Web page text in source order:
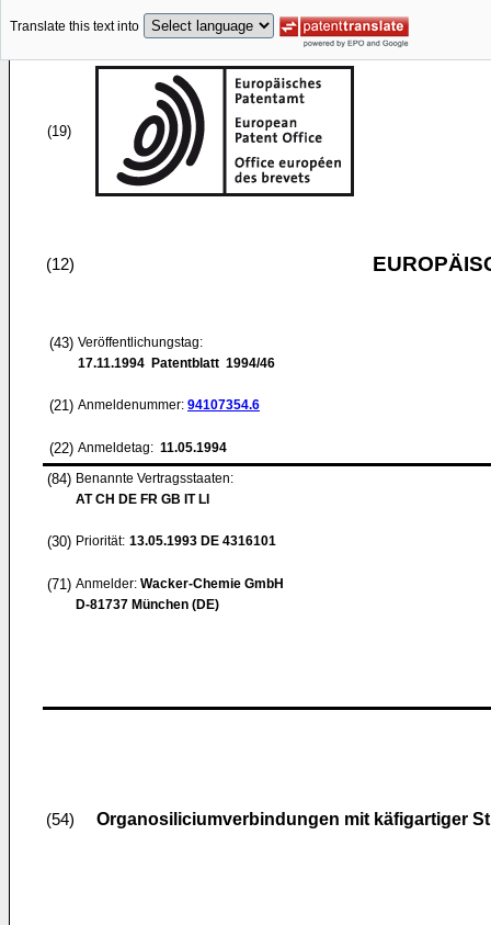
Translate this text into
(19)
(12)
(43) Veröffentlichungstag:
17.11.1994 Patentblatt 1994/46
(21) Anmeldenummer: 94107354.6
(22) Anmeldetag: 11.05.1994
(84) Benannte Vertragsstaaten:
AT CH DE FR GB IT LI
(30) Priorität: 13.05.1993 DE 4316101
(71) Anmelder: Wacker-Chemie GmbH
D-81737 München (DE)
(54) Organosiliciumverbindungen mit käfigartiger